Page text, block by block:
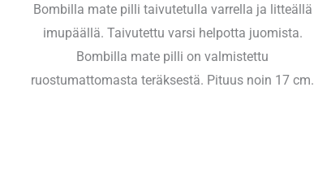
Bombilla mate pilli taivutetulla varrella ja litteällä
imupäällä. Taivutettu varsi helpotta juomista.
Bombilla mate pilli on valmistettu
ruostumattomasta teräksestä. Pituus noin 17 cm.